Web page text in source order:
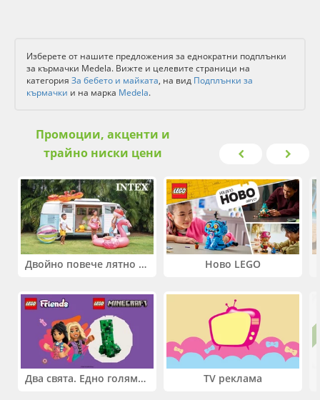
Изберете от нашите предложения за еднократни подплънки
за кърмачки Medela. Вижте и целевите страници на
категория За бебето и майката, на вид Подплънки за
кърмачки и на марка Medela.
Промоции, акценти и
трайно ниски цени
Двойно повече лятно забавление! Купи 2 продукта INTEX и вземи -33%
Два свята. Едно голямо приключение. Купи 2 продукта LEGO® Friends и/или LEGO® Minecraft и вземи -27%
Ново LEGO
TV реклама